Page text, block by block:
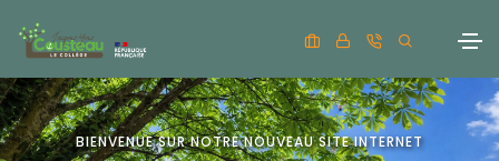
BIENVENUE SUR NOTRE NOUVEAU SITE INTERNET